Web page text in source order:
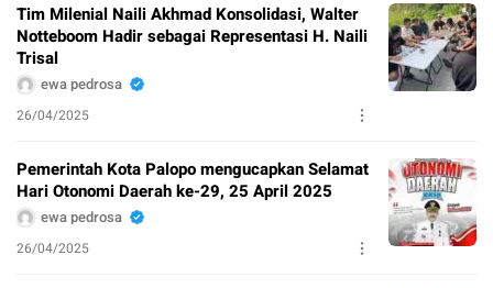
Tim Milenial Naili Akhmad Konsolidasi, Walter
Notteboom Hadir sebagai Representasi H. Naili
Trisal
ewa pedrosa
26/04/2025
Pemerintah Kota Palopo mengucapkan Selamat
Hari Otonomi Daerah ke-29, 25 April 2025
ewa pedrosa
26/04/2025